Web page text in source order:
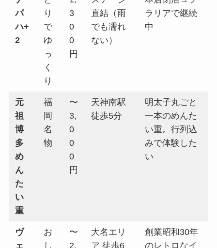
パ
ハ+
2
り
で
ゆ
っ
く
り
3
0
0
円
直結（雨
でも濡れ
ない）
ラリアで継続
中
元
祖
博
多
め
ん
た
い
重
福
岡
名
物
〜
3,
0
0
0
円
天神南駅
徒歩5分
明太子丸ごと
一本のめんた
い重。行列込
みで体験した
い
ヴ
ェ
お
し
〜
2,
大名エリ
ア 徒歩6
創業昭和30年
のレトロなイ